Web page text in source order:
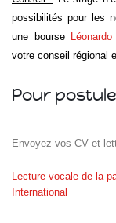
possibilités pour les
une bourse
votre conseil régional
Pour
Envoyez vos CV et
Lecture vocale de la
International